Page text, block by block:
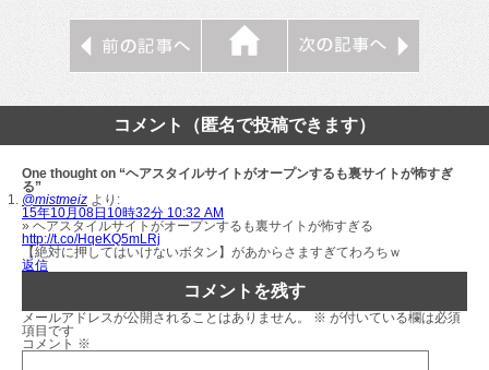
コメント（匿名で投稿できます）
One thought on “ヘアスタイルサイトがオープンするも裏サイトが怖すぎ
る”
@mistmeiz より:
15年10月08日10時32分 10:32 AM
» ヘアスタイルサイトがオープンするも裏サイトが怖すぎる
http://t.co/HqeKQ5mLRj
【絶対に押してはいけないボタン】があからさますぎてわろちｗ
返信
コメントを残す
メールアドレスが公開されることはありません。 ※ が付いている欄は必須
項目です
コメント ※